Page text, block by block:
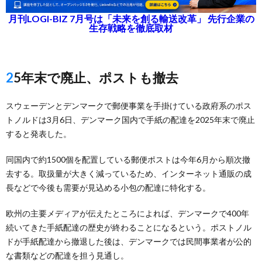
月刊LOGI-BIZ 7月号は「未来を創る輸送改革」 先行企業の
生存戦略を徹底取材
25年末で廃止、ポストも撤去
スウェーデンとデンマークで郵便事業を手掛けている政府系のポス
トノルドは3月6日、デンマーク国内で手紙の配達を2025年末で廃止
すると発表した。
同国内で約1500個を配置している郵便ポストは今年6月から順次撤
去する。取扱量が大きく減っているため、インターネット通販の成
長などで今後も需要が見込める小包の配達に特化する。
欧州の主要メディアが伝えたところによれば、デンマークで400年
続いてきた手紙配達の歴史が終わることになるという。ポストノル
ドが手紙配達から撤退した後は、デンマークでは民間事業者が公的
な書類などの配達を担う見通し。